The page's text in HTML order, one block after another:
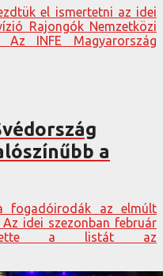
el ismertetni az idei
Rajongók Nemzetközi
Az INFE Magyarország
a
fogadóirodák az elmúlt
idei szezonban február
a listát az